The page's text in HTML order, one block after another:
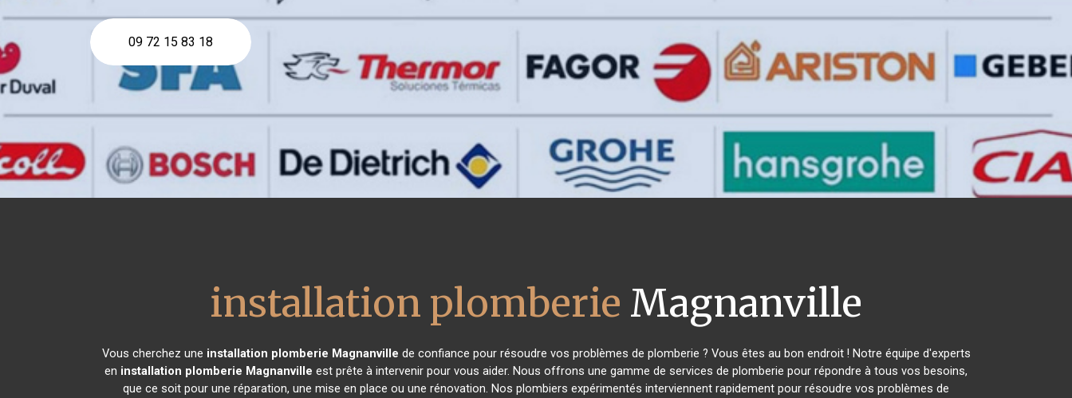
09 72 15 83 18
installation plomberie Magnanville
Vous cherchez une installation plomberie Magnanville de confiance pour résoudre vos problèmes de plomberie ? Vous êtes au bon endroit ! Notre équipe d'experts
en installation plomberie Magnanville est prête à intervenir pour vous aider. Nous offrons une gamme de services de plomberie pour répondre à tous vos besoins,
que ce soit pour une réparation, une mise en place ou une rénovation. Nos plombiers expérimentés interviennent rapidement pour résoudre vos problèmes de